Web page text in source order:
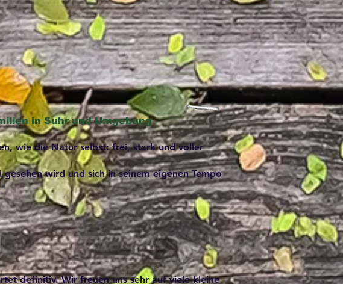
in Suhr und Umgebung
wie die Natur selbst: frei, stark und voller
wird und sich in seinem eigenen Tempo
definitiv. Wir freuen uns sehr auf viele kleine